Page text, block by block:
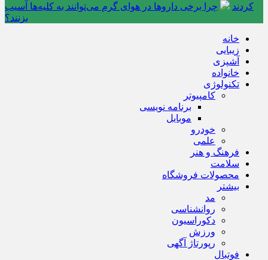
کردند
چرا برخی داروها در هوای گرم می‌توانند به کلیه‌ها آسیب
بزنند؟
خانه
زیبایی
آشپزی
خانواده
تکنولوژی
کامپیوتر
برنامه نویسی
موبایل
خودرو
علمی
فرهنگ و هنر
سلامت
محصولات فروشگاه
بیشتر
مد
روانشناسی
دکوراسیون
ورزش
رپورتاژ آگهی
فوتبال